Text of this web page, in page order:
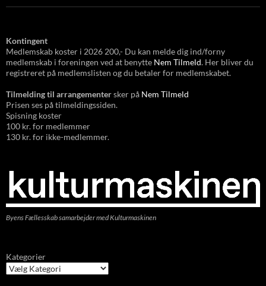
Kontingent
Medlemskab koster i 2026 200,- Du kan melde dig ind/forny
medlemskab i foreningen ved at benytte Nem Tilmeld. Her bliver du
registreret på medlemslisten og du betaler for medlemskabet.
Tilmelding til arrangementersker på Nem Tilmeld
Prisen ses på tilmeldingssiden.
Spisning koster
100 kr. for medlemmer
130 kr. for ikke-medlemmer.
Byens Fællesskab samarbejder med Kulturmaskinen
Kategorier